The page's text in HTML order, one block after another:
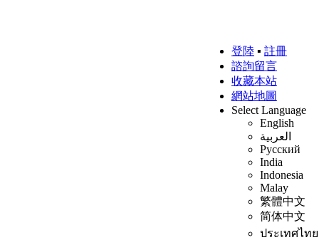
登陸 ▪ 註冊
諮詢留言
收藏本站
網站地圖
Select Language
English
العربية
Русский
India
Indonesia
Malay
繁體中文
简体中文
ประเทศไทย